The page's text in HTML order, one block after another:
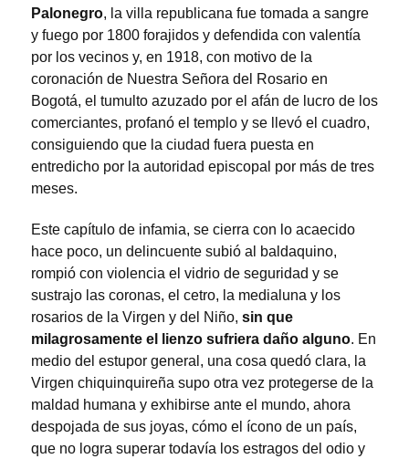
Palonegro, la villa republicana fue tomada a sangre
y fuego por 1800 forajidos y defendida con valentía
por los vecinos y, en 1918, con motivo de la
coronación de Nuestra Señora del Rosario en
Bogotá, el tumulto azuzado por el afán de lucro de los
comerciantes, profanó el templo y se llevó el cuadro,
consiguiendo que la ciudad fuera puesta en
entredicho por la autoridad episcopal por más de tres
meses.
Este capítulo de infamia, se cierra con lo acaecido
hace poco, un delincuente subió al baldaquino,
rompió con violencia el vidrio de seguridad y se
sustrajo las coronas, el cetro, la medialuna y los
rosarios de la Virgen y del Niño, sin que
milagrosamente el lienzo sufriera daño alguno. En
medio del estupor general, una cosa quedó clara, la
Virgen chiquinquireña supo otra vez protegerse de la
maldad humana y exhibirse ante el mundo, ahora
despojada de sus joyas, cómo el ícono de un país,
que no logra superar todavía los estragos del odio y